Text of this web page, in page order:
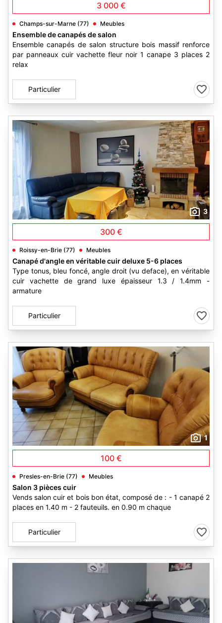
3 000 €
Champs-sur-Marne (77) Meubles
Ensemble de canapés de salon
Ensemble canapés de salon structure bois massif renforce
par panneaux cuir vachette fleur noir 1 canape 3 places 2
relax
Particulier
3
300 €
Roissy-en-Brie (77) Meubles
Canapé d'angle en véritable cuir deluxe 5-6 places
Type tonus, bleu foncé, angle droit (vu deface), en véritable
cuir vachette de grand luxe épaisseur 1.3 / 1.4mm -
armature
Particulier
1
100 €
Presles-en-Brie (77) Meubles
Salon 3 pièces cuir
Vends salon cuir et bois bon état, composé de : - 1 canapé 2
places en 1.40 m - 2 fauteuils. en 0.90 m chaque
Particulier